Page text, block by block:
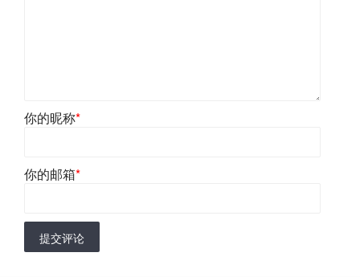
你的昵称*
你的邮箱*
提交评论